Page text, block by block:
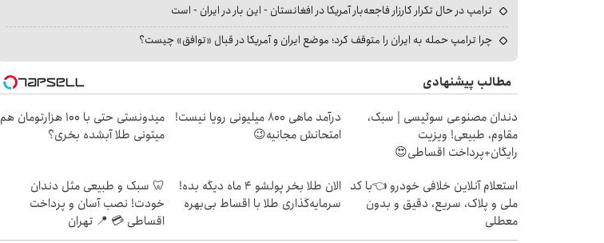
ترامپ در حال تکرار کارزار فاجعه‌بار آمریکا در افغانستان - این بار در ایران - است
چرا ترامپ حمله به ایران را متوقف کرد؛ موضع ایران و آمریکا در قبال «توافق» چیست؟
مطالب پیشنهادی
دندان مصنوعی سوئیسی | سبک،
مقاوم، طبیعی! ویزیت
رایگان+پرداخت اقساطی😍
درآمد ماهی 800 میلیونی رویا نیست!
امتحانش مجانیه😉
میدونستی حتی با ۱۰۰ هزارتومان هم
میتونی طلا آبشده بخری؟
استعلام آنلاین خلافی خودرو 👈با کد
ملی و پلاک، سریع، دقیق و بدون
معطلی
الان طلا بخر پولشو 4 ماه دیگه بده!
سرمایه‌گذاری طلا با اقساط بی‌بهره
🦷 سبک و طبیعی مثل دندان
خودت! نصب آسان و پرداخت
اقساطی 💳 📍 تهران